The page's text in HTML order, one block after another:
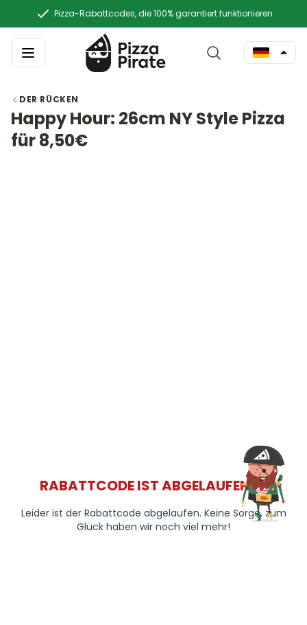
Pizza-Rabattcodes, die 100% garantiert funktionieren
DER RÜCKEN
Happy Hour: 26cm NY Style Pizza
für 8,50€
RABATTCODE IST ABGELAUFEN 😞
Leider ist der Rabattcode abgelaufen. Keine Sorge, zum
Glück haben wir noch viel mehr!